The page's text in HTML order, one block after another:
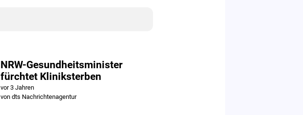
NRW-Gesundheitsminister
fürchtet Kliniksterben
vor 3 Jahren
von dts Nachrichtenagentur